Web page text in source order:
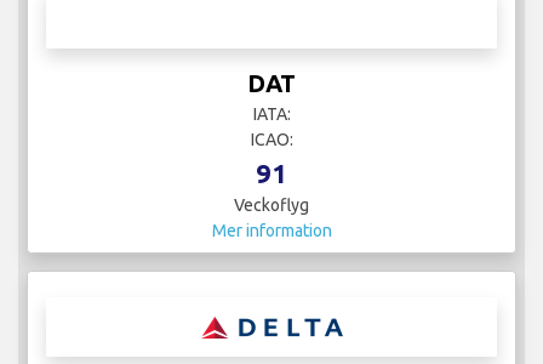
DAT
IATA:
ICAO:
91
Veckoflyg
Mer information